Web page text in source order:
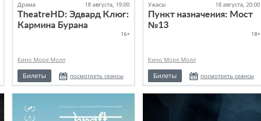
Драма 18 августа, 19:00
TheatreHD: Эдвард Клюг:
Кармина Бурана
16+
Кино Море Молл
Билеты посмотреть сеансы
Ужасы 18 августа, 20:00
Пункт назначения: Мост
№13
18+
Кино Море Молл
Билеты посмотреть сеансы